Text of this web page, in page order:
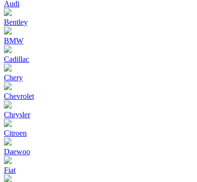
Audi
Bentley
BMW
Cadillac
Chery
Chevrolet
Chrysler
Citroen
Daewoo
Fiat